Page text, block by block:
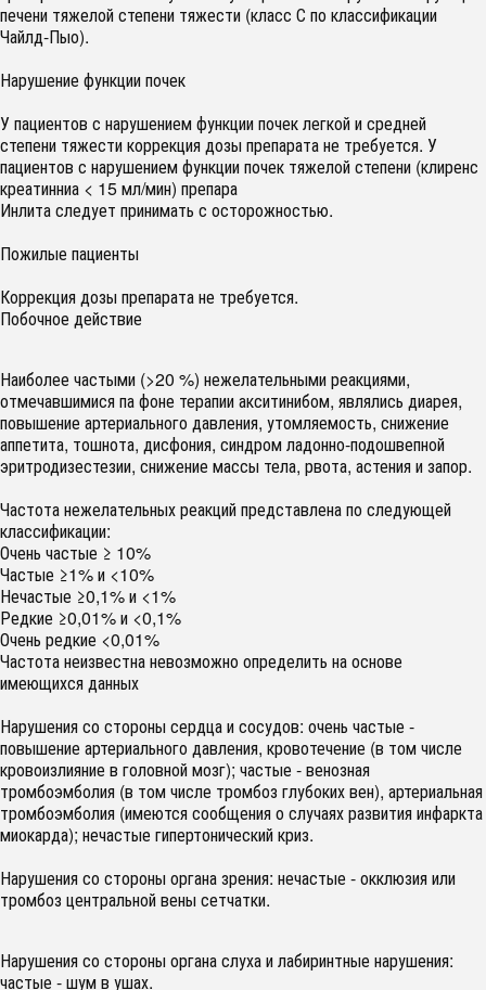
печени тяжелой степени тяжести (класс С по классификации
Чайлд-Пыо).
Нарушение функции почек
У пациентов с нарушением функции почек легкой и средней
степени тяжести коррекция дозы препарата не требуется. У
пациентов с нарушением функции почек тяжелой степени (клиренс
креатинниа < 15 мл/мин) препара
Инлита следует принимать с осторожностью.
Пожилые пациенты
Коррекция дозы препарата не требуется.
Побочное действие
Наиболее частыми (>20 %) нежелательными реакциями,
отмечавшимися па фоне терапии акситинибом, являлись диарея,
повышение артериального давления, утомляемость, снижение
аппетита, тошнота, дисфония, синдром ладонно-подошвепной
эритродизестезии, снижение массы тела, рвота, астения и запор.
Частота нежелательных реакций представлена по следующей
классификации:
Очень частые ≥ 10%
Частые ≥1% и <10%
Нечастые ≥0,1% и <1%
Редкие ≥0,01% и <0,1%
Очень редкие <0,01%
Частота неизвестна невозможно определить на основе
имеющихся данных
Нарушения со стороны сердца и сосудов: очень частые -
повышение артериального давления, кровотечение (в том числе
кровоизлияние в головной мозг); частые - венозная
тромбоэмболия (в том числе тромбоз глубоких вен), артериальная
тромбоэмболия (имеются сообщения о случаях развития инфаркта
миокарда); нечастые гипертонический криз.
Нарушения со стороны органа зрения: нечастые - окклюзия или
тромбоз центральной вены сетчатки.
Нарушения со стороны органа слуха и лабиринтные нарушения:
частые - шум в ушах.